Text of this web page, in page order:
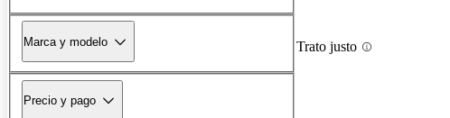
Marca y modelo
Precio y pago
Trato justo